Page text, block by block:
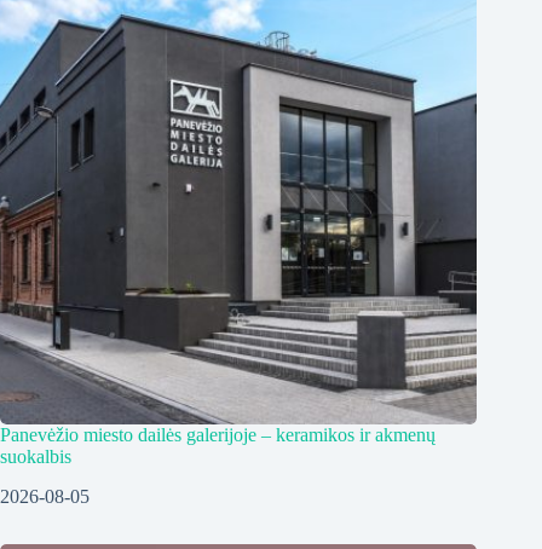
Panevėžio miesto dailės galerijoje – keramikos ir akmenų
suokalbis
2026-08-05